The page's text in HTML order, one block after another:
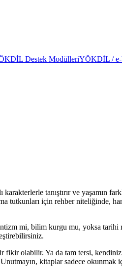
Destek ModülleriYÖKDİL /
tanıştırır ve yaşamın
tutkunları için rehber niteliğinde,
mi, bilim kurgu mu, yoksa tarihi
fikir olabilir. Ya da tam tersi,
kitaplar sadece okunmak